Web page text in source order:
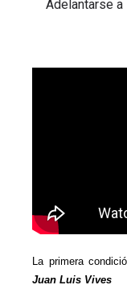
Adelantarse
La primera
Juan Luis Vives